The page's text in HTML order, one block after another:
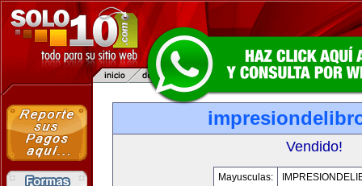
Vendido!
Mayusculas: